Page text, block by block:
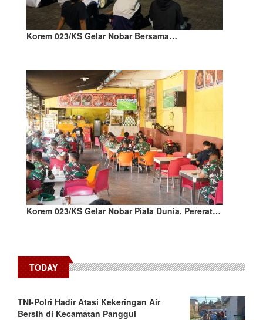
Korem 023/KS Gelar Nobar Bersama…
Korem 023/KS Gelar Nobar Piala Dunia, Pererat…
TODAY
TNI-Polri Hadir Atasi Kekeringan Air
Bersih di Kecamatan Panggul